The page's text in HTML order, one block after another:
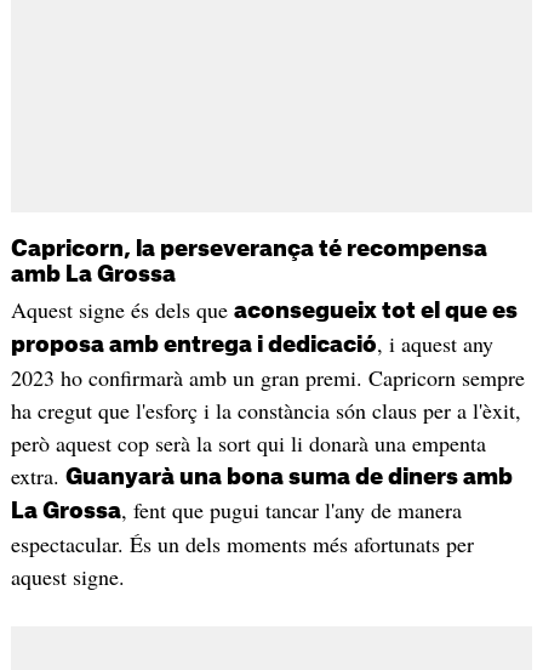
Capricorn, la perseverança té recompensa
amb La Grossa
Aquest signe és dels que aconsegueix tot el que es
proposa amb entrega i dedicació, i aquest any
2023 ho confirmarà amb un gran premi. Capricorn sempre
ha cregut que l'esforç i la constància són claus per a l'èxit,
però aquest cop serà la sort qui li donarà una empenta
extra. Guanyarà una bona suma de diners amb
La Grossa, fent que pugui tancar l'any de manera
espectacular. És un dels moments més afortunats per
aquest signe.